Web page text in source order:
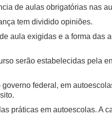
de aulas obrigatórias nas
tem dividido opiniões.
aula exigidas e a forma das
serão estabelecidas pela
federal, em
práticas em autoescolas. A